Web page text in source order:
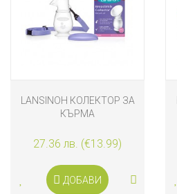
LANSINOH КОЛЕКТОР ЗА
КЪРМА
27.36 лв. (€13.99)
ДОБАВИ